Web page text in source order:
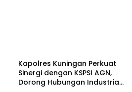
Kapolres Kuningan Perkuat
Sinergi dengan KSPSI AGN,
Dorong Hubungan Industrial
Daerah